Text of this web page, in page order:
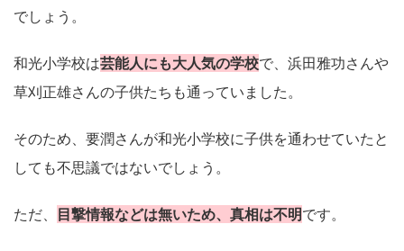
でしょう。
和光小学校は芸能人にも大人気の学校で、浜田雅功さんや
草刈正雄さんの子供たちも通っていました。
そのため、要潤さんが和光小学校に子供を通わせていたと
しても不思議ではないでしょう。
ただ、 目撃情報などは無いため、真相は不明です。